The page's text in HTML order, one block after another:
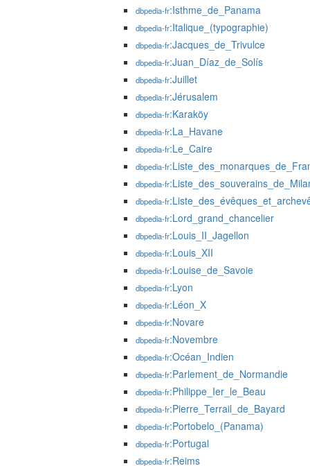
dbpedia-fr:Isthme_de_Panama
dbpedia-fr:Italique_(typographie)
dbpedia-fr:Jacques_de_Trivulce
dbpedia-fr:Juan_Díaz_de_Solís
dbpedia-fr:Juillet
dbpedia-fr:Jérusalem
dbpedia-fr:Karaköy
dbpedia-fr:La_Havane
dbpedia-fr:Le_Caire
dbpedia-fr
dbpedia-fr
dbpedia-fr
dbpedia-fr:Lord_grand_chancelier
dbpedia-fr:Louis_II_Jagellon
dbpedia-fr:Louis_XII
dbpedia-fr:Louise_de_Savoie
dbpedia-fr:Lyon
dbpedia-fr:Léon_X
dbpedia-fr:Novare
dbpedia-fr:Novembre
dbpedia-fr:Océan_Indien
dbpedia-fr:Parlement_de_Normandie
dbpedia-fr:Philippe_Ier_le_Beau
dbpedia-fr:Pierre_Terrail_de_Bayard
dbpedia-fr:Portobelo_(Panama)
dbpedia-fr:Portugal
dbpedia-fr:Reims